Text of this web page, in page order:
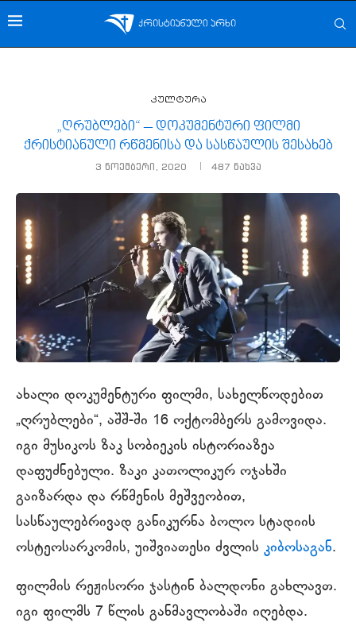
კულტურა
„ღრუბლები“ – დოკუმენტური ფილმი
ქრისტიანული რწმენისა და სასწაულის შესახებ
3 ნოემბერი, 2020 487 ნახვა
ახალი დოკუმენტური ფილმი, სახელწოდებით
„ღრუბლები“, აშშ-ში 16 ოქტომბერს გამოვიდა.
იგი მუსიკოს ზაკ სობიეკის ისტორიაზეა
დაფუძნებული. ზაკი კათოლიკურ ოჯახში
გაიზარდა და რწმენის მეშვეობით,
სასწაულებრივად განიკურნა ბოლო სტადიის
ოსტეოსარკომის, უიშვიათესი ძვლის კიბოსაგან.
ფილმის რეჟისორი ჯასტინ ბალდონი გახლავთ.
იგი ფილმს 7 წლის განმავლობაში იღებდა.